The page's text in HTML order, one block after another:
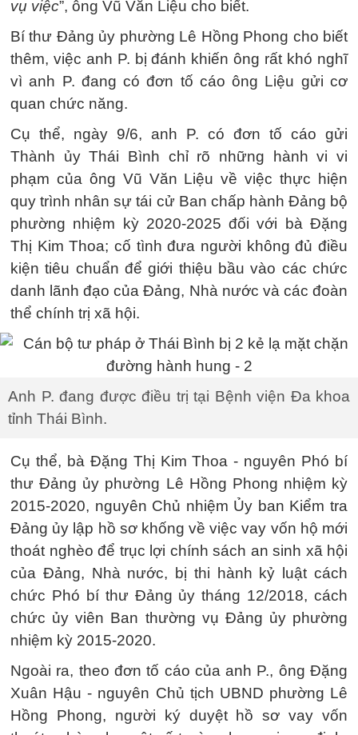
vụ việc”, ông Vũ Văn Liệu cho biết.
Bí thư Đảng ủy phường Lê Hồng Phong cho biết
thêm, việc anh P. bị đánh khiến ông rất khó nghĩ
vì anh P. đang có đơn tố cáo ông Liệu gửi cơ
quan chức năng.
Cụ thể, ngày 9/6, anh P. có đơn tố cáo gửi
Thành ủy Thái Bình chỉ rõ những hành vi vi
phạm của ông Vũ Văn Liệu về việc thực hiện
quy trình nhân sự tái cử Ban chấp hành Đảng bộ
phường nhiệm kỳ 2020-2025 đối với bà Đặng
Thị Kim Thoa; cố tình đưa người không đủ điều
kiện tiêu chuẩn để giới thiệu bầu vào các chức
danh lãnh đạo của Đảng, Nhà nước và các đoàn
thể chính trị xã hội.
Anh P. đang được điều trị tại Bệnh viện Đa khoa
tỉnh Thái Bình.
Cụ thể, bà Đặng Thị Kim Thoa - nguyên Phó bí
thư Đảng ủy phường Lê Hồng Phong nhiệm kỳ
2015-2020, nguyên Chủ nhiệm Ủy ban Kiểm tra
Đảng ủy lập hồ sơ khống về việc vay vốn hộ mới
thoát nghèo để trục lợi chính sách an sinh xã hội
của Đảng, Nhà nước, bị thi hành kỷ luật cách
chức Phó bí thư Đảng ủy tháng 12/2018, cách
chức ủy viên Ban thường vụ Đảng ủy phường
nhiệm kỳ 2015-2020.
Ngoài ra, theo đơn tố cáo của anh P., ông Đặng
Xuân Hậu - nguyên Chủ tịch UBND phường Lê
Hồng Phong, người ký duyệt hồ sơ vay vốn